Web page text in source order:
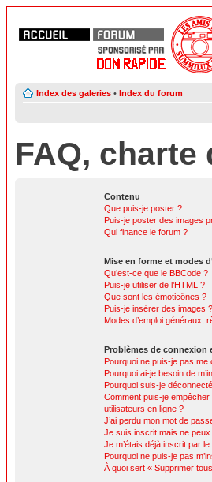
Index des galeries • Index du forum
FAQ, charte
Contenu
Que puis-je poster ?
Puis-je poster des images
Qui finance le forum ?
Mise en forme et modes
Qu’est-ce que le BBCode ?
Puis-je utiliser de l’HTML ?
Que sont les émoticônes ?
Puis-je insérer des images ?
Modes d’emploi généraux,
Problèmes de connexion
Pourquoi ne puis-je pas me
Pourquoi ai-je besoin de
Pourquoi suis-je
Comment puis-je empêcher
utilisateurs en ligne ?
J’ai perdu mon mot de
Je suis inscrit mais ne
Je m’étais déjà inscrit par
Pourquoi ne puis-je pas
À quoi sert « Supprimer